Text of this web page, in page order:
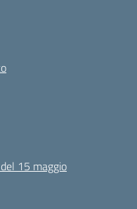
15 maggio